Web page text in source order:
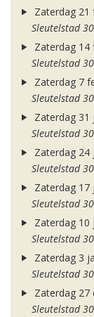
Zaterdag 21
Sleutelstad 30
Zaterdag 14
Sleutelstad 30
Zaterdag 7
Sleutelstad 30
Zaterdag 31
Sleutelstad 30
Zaterdag 24
Sleutelstad 30
Zaterdag 17
Sleutelstad 30
Zaterdag 10
Sleutelstad 30
Zaterdag 3
Sleutelstad 30
Zaterdag 27
Sleutelstad 30